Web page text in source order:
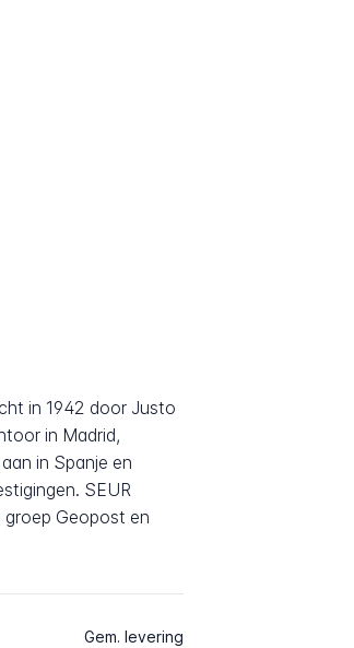
in 1942 door Justo
in Madrid,
in Spanje en
SEUR
Geopost en
Gem. levering